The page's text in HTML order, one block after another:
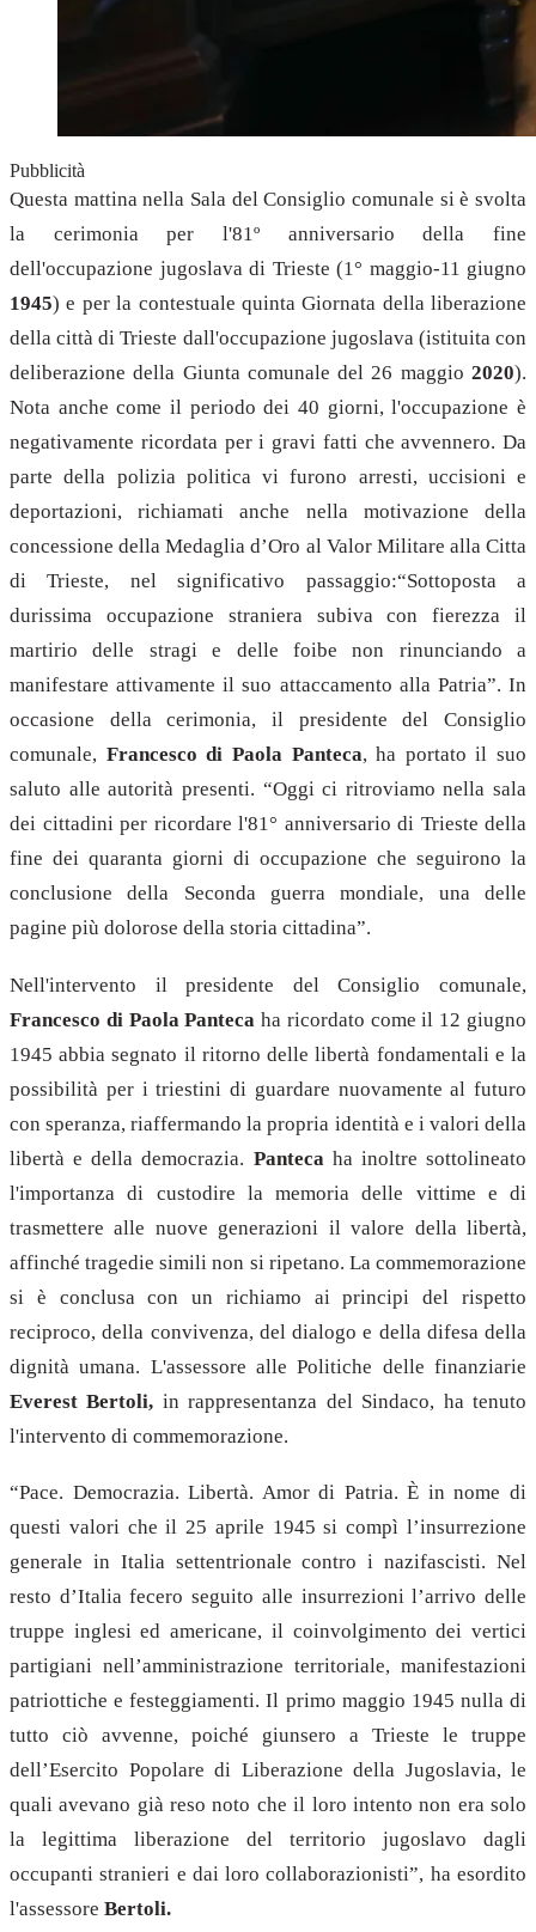
Pubblicità
Questa mattina nella Sala del Consiglio comunale si è svolta
la cerimonia per l'81º anniversario della fine
dell'occupazione jugoslava di Trieste (1° maggio-11 giugno
1945) e per la contestuale quinta Giornata della liberazione
della città di Trieste dall'occupazione jugoslava (istituita con
deliberazione della Giunta comunale del 26 maggio 2020).
Nota anche come il periodo dei 40 giorni, l'occupazione è
negativamente ricordata per i gravi fatti che avvennero. Da
parte della polizia politica vi furono arresti, uccisioni e
deportazioni, richiamati anche nella motivazione della
concessione della Medaglia d’Oro al Valor Militare alla Citta
di Trieste, nel significativo passaggio:“Sottoposta a
durissima occupazione straniera subiva con fierezza il
martirio delle stragi e delle foibe non rinunciando a
manifestare attivamente il suo attaccamento alla Patria”. In
occasione della cerimonia, il presidente del Consiglio
comunale, Francesco di Paola Panteca, ha portato il suo
saluto alle autorità presenti. “Oggi ci ritroviamo nella sala
dei cittadini per ricordare l'81° anniversario di Trieste della
fine dei quaranta giorni di occupazione che seguirono la
conclusione della Seconda guerra mondiale, una delle
pagine più dolorose della storia cittadina”.
Nell'intervento il presidente del Consiglio comunale,
Francesco di Paola Panteca ha ricordato come il 12 giugno
1945 abbia segnato il ritorno delle libertà fondamentali e la
possibilità per i triestini di guardare nuovamente al futuro
con speranza, riaffermando la propria identità e i valori della
libertà e della democrazia. Panteca ha inoltre sottolineato
l'importanza di custodire la memoria delle vittime e di
trasmettere alle nuove generazioni il valore della libertà,
affinché tragedie simili non si ripetano. La commemorazione
si è conclusa con un richiamo ai principi del rispetto
reciproco, della convivenza, del dialogo e della difesa della
dignità umana. L'assessore alle Politiche delle finanziarie
Everest Bertoli, in rappresentanza del Sindaco, ha tenuto
l'intervento di commemorazione.
“Pace. Democrazia. Libertà. Amor di Patria. È in nome di
questi valori che il 25 aprile 1945 si compì l’insurrezione
generale in Italia settentrionale contro i nazifascisti. Nel
resto d’Italia fecero seguito alle insurrezioni l’arrivo delle
truppe inglesi ed americane, il coinvolgimento dei vertici
partigiani nell’amministrazione territoriale, manifestazioni
patriottiche e festeggiamenti. Il primo maggio 1945 nulla di
tutto ciò avvenne, poiché giunsero a Trieste le truppe
dell’Esercito Popolare di Liberazione della Jugoslavia, le
quali avevano già reso noto che il loro intento non era solo
la legittima liberazione del territorio jugoslavo dagli
occupanti stranieri e dai loro collaborazionisti”, ha esordito
l'assessore Bertoli.